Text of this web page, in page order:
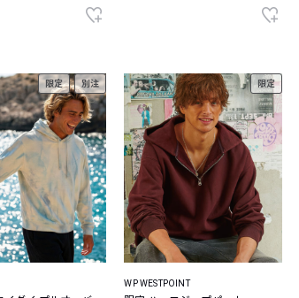
限定 別注 限定
WP WESTPOINT